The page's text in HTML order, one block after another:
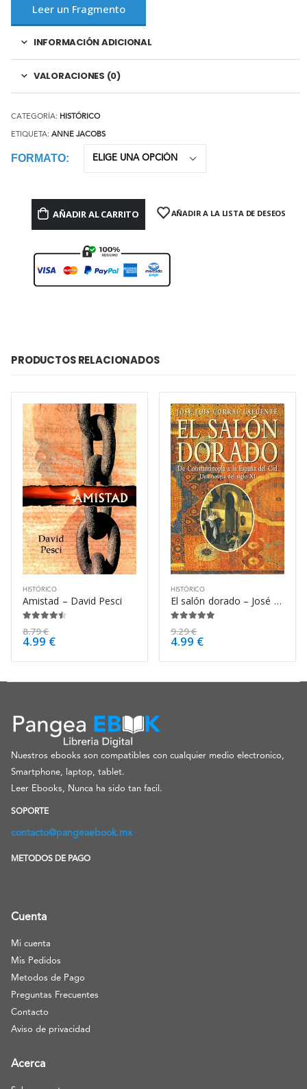
Leer un Fragmento
INFORMACIÓN ADICIONAL
VALORACIONES (0)
CATEGORÍA: HISTÓRICO
ETIQUETA: ANNE JACOBS
FORMATO
AÑADIR AL CARRITO AÑADIR A LA LISTA DE DESEOS
PRODUCTOS RELACIONADOS
HISTÓRICO
Amistad – David Pesci
8.79€
4.99 €
HISTÓRICO
El salón dorado – José Luis Corral
9.29€
4.99 €
Nuestros ebooks son compatibles con cualquier medio electronico,
Smartphone, laptop, tablet.
Leer Ebooks, Nunca ha sido tan facil.
SOPORTE
contacto@pangeaebook.mx
METODOS DE PAGO
Cuenta
Mi cuenta
Mis Pedidos
Metodos de Pago
Preguntas Frecuentes
Contacto
Aviso de privacidad
Acerca